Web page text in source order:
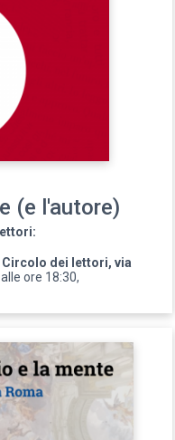
(e l'autore)
Circolo dei lettori, via
ore 18:30,